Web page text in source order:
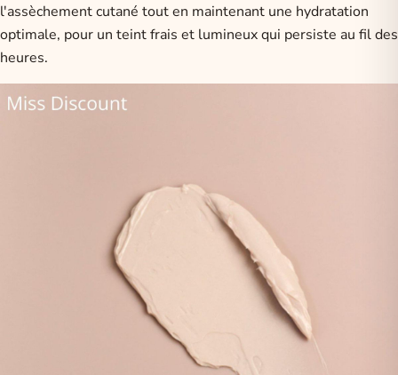
l'assèchement cutané tout en maintenant une hydratation
optimale, pour un teint frais et lumineux qui persiste au fil des
heures.